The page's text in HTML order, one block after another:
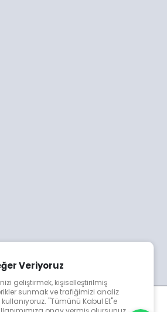
Veriyoruz
geliştirmek, kişiselleştirilmiş
sunmak ve trafiğimizi analiz
"Tümünü Kabul Et"e